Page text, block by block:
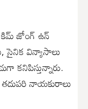
జోంగ్ ఉన్
సైనిక విన్యాసాలు
కనిపిస్తున్నారు.
తదుపరి నాయకురాలు